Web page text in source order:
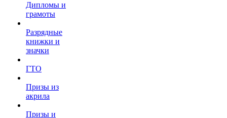
Дипломы и
грамоты
Разрядные
книжки и
значки
ГТО
Призы из
акрила
Призы и